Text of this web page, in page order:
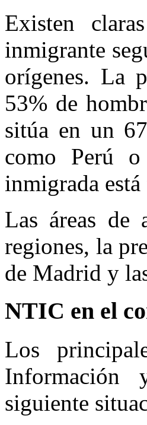
Existen
inmigrante
orígenes. La
53% de
sitúa en un
como Perú
inmigrada
Las áreas de
regiones, la
de Madrid y
NTIC en el
Los
Información
siguiente